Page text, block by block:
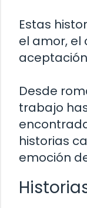
Estas
el amor, el
Desde
trabajo
historias
emoción